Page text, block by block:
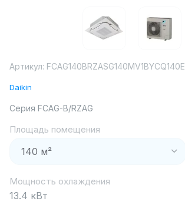
Артикул: FCAG140BRZASG140MV1BYCQ140E
Daikin
Серия FCAG-B/RZAG
Площадь помещения
Мощность охлаждения
13.4 кВт